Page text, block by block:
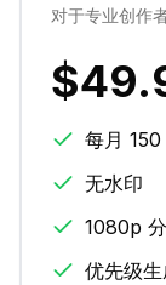
对于专业创作
每月
无水印
1080p
优先级